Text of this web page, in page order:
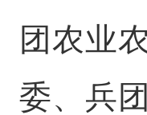
团农业
委、兵